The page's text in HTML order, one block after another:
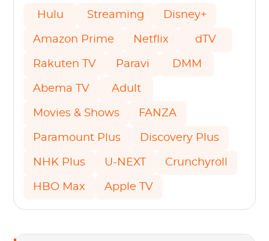
Hulu Streaming Disney+
Amazon Prime Netflix dTV
Rakuten TV Paravi DMM
Abema TV Adult
Movies & Shows FANZA
Paramount Plus Discovery Plus
NHK Plus U-NEXT Crunchyroll
HBO Max Apple TV